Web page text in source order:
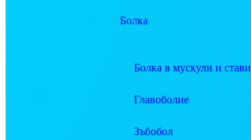
Болка
Болка в мускули и стави
Главоболие
Зъбобол